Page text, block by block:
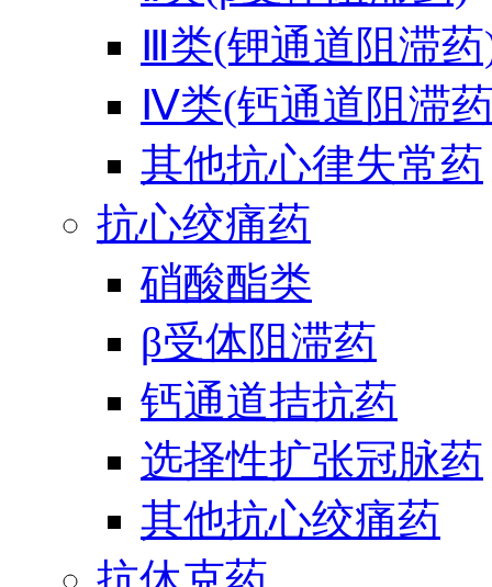
Ⅲ类(钾通道阻滞
Ⅳ类(钙通道阻滞
其他抗心律失常药
抗心绞痛药
硝酸酯类
β受体阻滞药
钙通道拮抗药
选择性扩张冠脉药
其他抗心绞痛药